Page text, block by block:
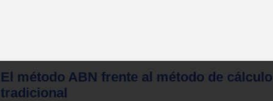
El método ABN frente al método de cálculo
tradicional